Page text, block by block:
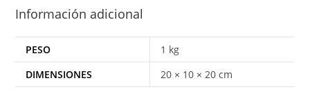
Información adicional
PESO
1 kg
DIMENSIONES
20 × 10 × 20 cm